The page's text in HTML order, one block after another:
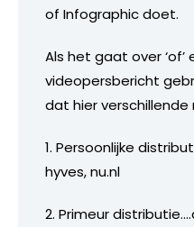
of Infographic doet.
Als het gaat over ‘of’
videopersbericht
dat hier verschillende
1. Persoonlijke
hyves, nu.nl
2. Primeur